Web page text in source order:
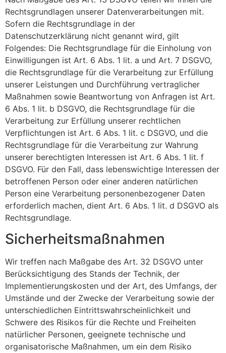
Rechtsgrundlagen unserer Datenverarbeitungen mit.
Sofern die Rechtsgrundlage in der
Datenschutzerklärung nicht genannt wird, gilt
Folgendes: Die Rechtsgrundlage für die Einholung von
Einwilligungen ist Art. 6 Abs. 1 lit. a und Art. 7 DSGVO,
die Rechtsgrundlage für die Verarbeitung zur Erfüllung
unserer Leistungen und Durchführung vertraglicher
Maßnahmen sowie Beantwortung von Anfragen ist Art.
6 Abs. 1 lit. b DSGVO, die Rechtsgrundlage für die
Verarbeitung zur Erfüllung unserer rechtlichen
Verpflichtungen ist Art. 6 Abs. 1 lit. c DSGVO, und die
Rechtsgrundlage für die Verarbeitung zur Wahrung
unserer berechtigten Interessen ist Art. 6 Abs. 1 lit. f
DSGVO. Für den Fall, dass lebenswichtige Interessen der
betroffenen Person oder einer anderen natürlichen
Person eine Verarbeitung personenbezogener Daten
erforderlich machen, dient Art. 6 Abs. 1 lit. d DSGVO als
Rechtsgrundlage.
Sicherheitsmaßnahmen
Wir treffen nach Maßgabe des Art. 32 DSGVO unter
Berücksichtigung des Stands der Technik, der
Implementierungskosten und der Art, des Umfangs, der
Umstände und der Zwecke der Verarbeitung sowie der
unterschiedlichen Eintrittswahrscheinlichkeit und
Schwere des Risikos für die Rechte und Freiheiten
natürlicher Personen, geeignete technische und
organisatorische Maßnahmen, um ein dem Risiko